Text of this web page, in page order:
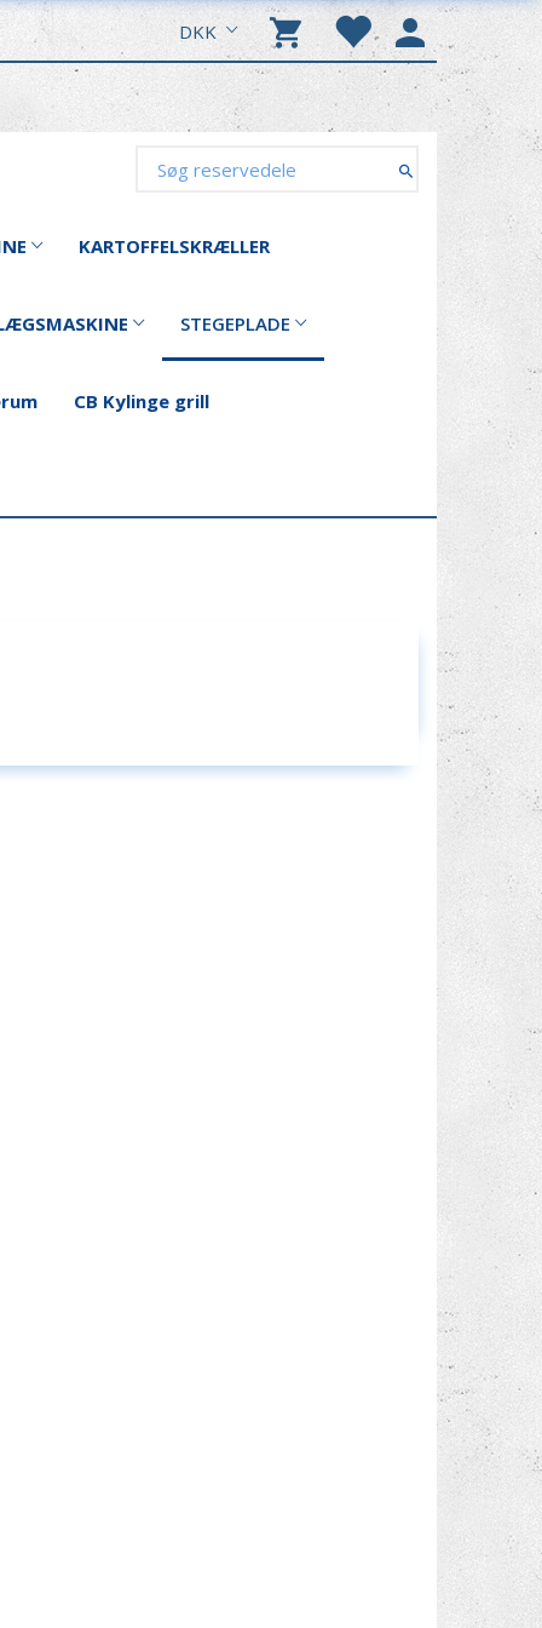
DKK
KARTOFFELSKRÆLLER
STEGEPLADE
CB Kylinge grill